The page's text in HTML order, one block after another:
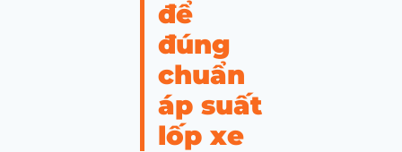
để
đúng
chuẩn
áp suất
lốp xe